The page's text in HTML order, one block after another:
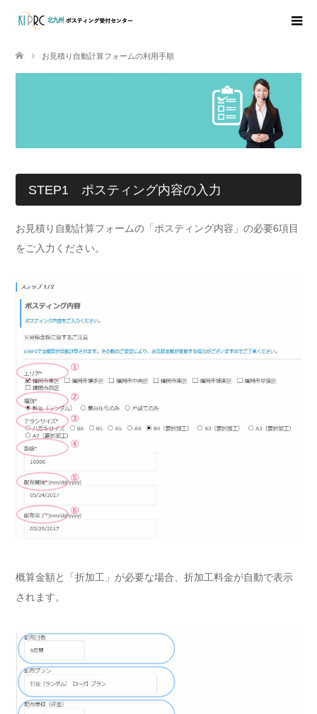
お見積り自動計算フォームの利用手順
STEP1 ポスティング内容の入力
お見積り自動計算フォームの「ポスティング内容」の必要6項目
をご入力ください。
概算金額と「折加工」が必要な場合、折加工料金が自動で表示
されます。